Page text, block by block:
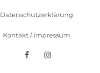
Datenschutzerklärung
Kontakt / Impressum
FacebookInstagram